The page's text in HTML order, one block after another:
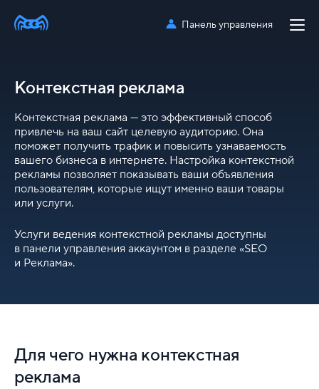
Панель управления
Контекстная реклама
Контекстная реклама — это эффективный способ
привлечь на ваш сайт целевую аудиторию. Она
поможет получить трафик и повысить узнаваемость
вашего бизнеса в интернете. Настройка контекстной
рекламы позволяет показывать ваши объявления
пользователям, которые ищут именно ваши товары
или услуги.
Услуги ведения контекстной рекламы доступны
в панели управления аккаунтом в разделе «SEO
и Реклама».
Для чего нужна контекстная
реклама